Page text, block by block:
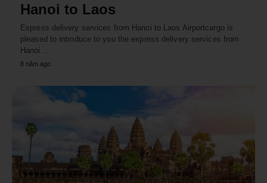
Hanoi to Laos
Express delivery services from Hanoi to Laos Airportcargo is
pleased to introduce to you the express delivery services from
Hanoi…
8 năm ago